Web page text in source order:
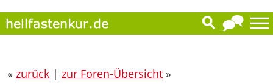
« zurück | zur Foren-Übersicht »